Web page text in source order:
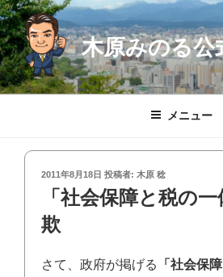
コ
ン
テ
ン
ツ
木原みのる公
メニュー
投
2011年8月18日 投稿者: 木原 稔
「社会保障と税の
欺
さて、政府が掲げる
「社会保